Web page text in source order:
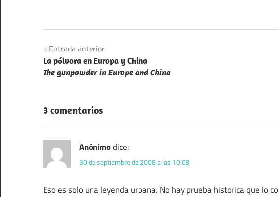
Navegación
de
Entrada anterior
La pólvora en Europa y China
The gunpowder in Europe and China
3 comentarios
Anónimodice:
30 de septiembre de 2008 a las 10:08
Eso es solo una leyenda urbana. No hay prueba historica que lo